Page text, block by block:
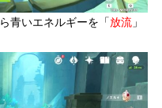
青いエネルギーを「放流」